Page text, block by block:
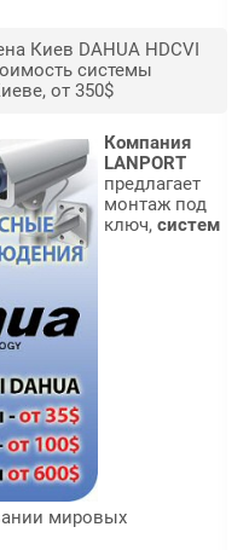
Киев DAHUA HDCVI
системы
от 350$
Компания
LANPORT
предлагает
монтаж под
ключ, систем
мировых